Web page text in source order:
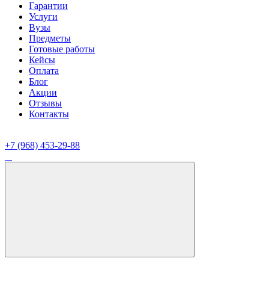
Гарантии
Услуги
Вузы
Предметы
Готовые работы
Кейсы
Оплата
Блог
Акции
Отзывы
Контакты
+7 (968) 453-29-88